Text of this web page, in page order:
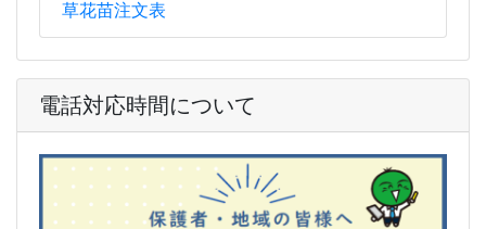
草花苗注文表
電話対応時間について